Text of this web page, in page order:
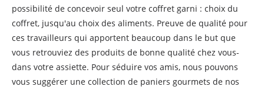
possibilité de concevoir seul votre coffret garni : choix du
coffret, jusqu'au choix des aliments. Preuve de qualité pour
ces travailleurs qui apportent beaucoup dans le but que
vous retrouviez des produits de bonne qualité chez vous-
dans votre assiette. Pour séduire vos amis, nous pouvons
vous suggérer une collection de paniers gourmets de nos